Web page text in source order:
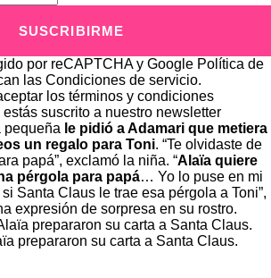
SUSCRIBIRME
por reCAPTCHA y Google Política de
las Condiciones de servicio.
los términos y condiciones
estás suscrito a nuestro newsletter
pequeña le pidió a Adamari que metiera
un regalo para Toni. “Te olvidaste de
papá”, exclamó la niña. “Alaïa quiere
pérgola para papá… Yo lo puse en mi
Santa Claus le trae esa pérgola a Toni”,
expresión de sorpresa en su rostro.
prepararon su carta a Santa Claus.